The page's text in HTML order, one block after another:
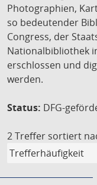
Photographien,
so bedeutender
Congress, der
Nationalbibliothek
erschlossen und
werden.
Status: DFG-
2 Treffer sortiert